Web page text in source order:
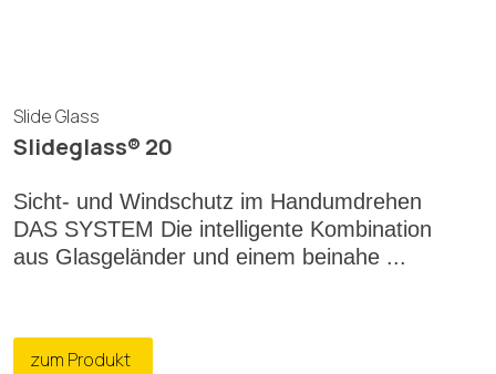
Slide Glass
Slideglass® 20
Sicht- und Windschutz im Handumdrehen
DAS SYSTEM Die intelligente Kombination
aus Glasgeländer und einem beinahe ...
zum Produkt